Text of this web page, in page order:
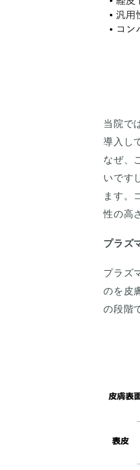
当院で
導入し
なぜ、
いです
ます。
性の高
プラズ
プラズ
のを皮
の段階